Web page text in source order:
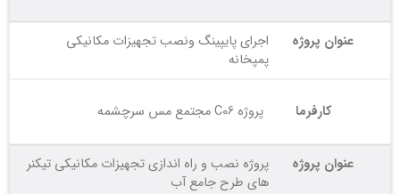
عنوان پروژه
اجرای پایپینگ ونصب تجهیزات مکانیکی
پمپخانه
کارفرما پروژه C06 مجتمع مس سرچشمه
عنوان پروژه
پروژه نصب و راه اندازی تجهیزات مکانیکی تیکنر
های طرح جامع آب